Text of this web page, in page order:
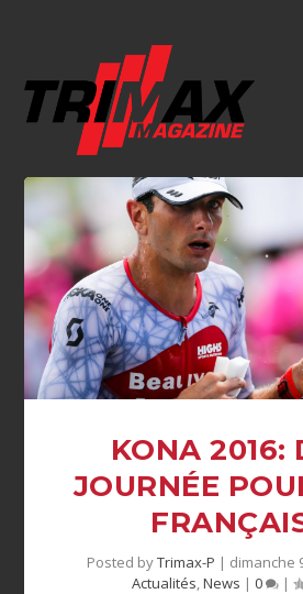
KONA 2016:
JOURNÉE
Posted byTrimax-P | dimanche
Actualités News | 0 |